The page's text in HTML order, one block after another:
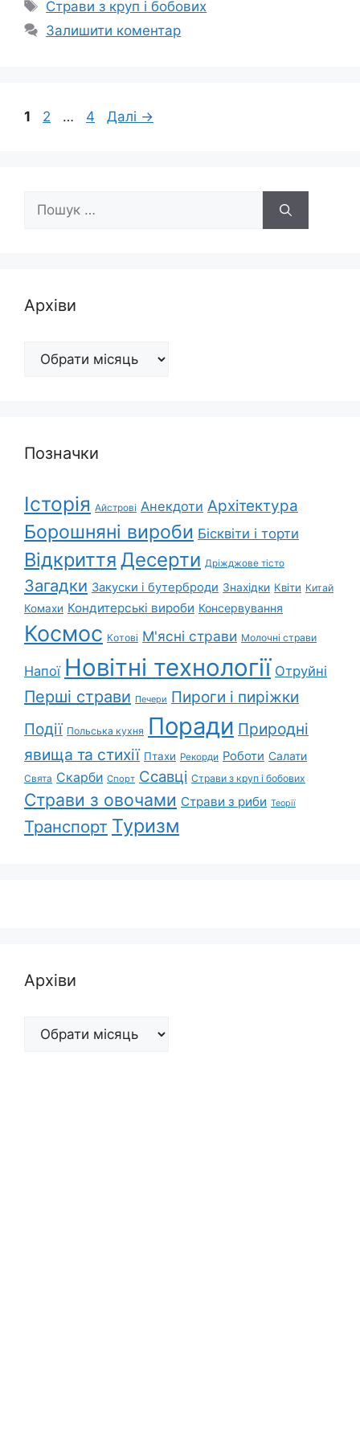
Позначки
Страви з круп і бобових
Залишити коментар
Сторінка
1 Сторінка
2 … Сторінка
4 Далі →
Пошук:
Архіви
Архіви
Позначки
Історія Айстрові Анекдоти Архітектура
Борошняні вироби Бісквіти і торти
Відкриття Десерти Дріжджове тісто
Загадки Закуски і бутерброди Знахідки Квіти Китай
Комахи Кондитерські вироби Консервування
Космос Котові М'ясні страви Молочні страви
Напої Новітні технології Отруйні
Перші страви Печери Пироги і пиріжки
Події Польська кухня Поради Природні
явища та стихії Птахи Рекорди Роботи Салати
Свята Скарби Спорт Ссавці Страви з круп і бобових
Страви з овочами Страви з риби Теорії
Транспорт Туризм
Архіви
Архіви